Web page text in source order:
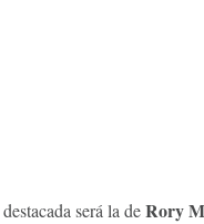
será la deRory